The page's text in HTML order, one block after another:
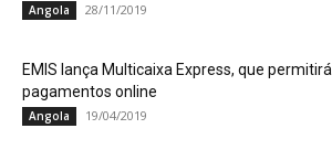
Angola 28/11/2019
EMIS lança Multicaixa Express, que permitirá
pagamentos online
Angola 19/04/2019